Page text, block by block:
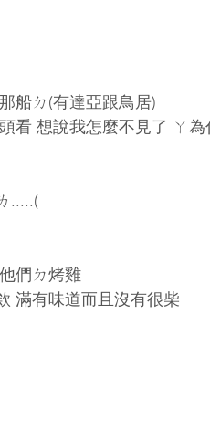
船ㄉ(有達亞跟鳥居)
看 想說我怎麼不見了 ㄚ
.....(
們ㄉ烤雞
滿有味道而且沒有很柴